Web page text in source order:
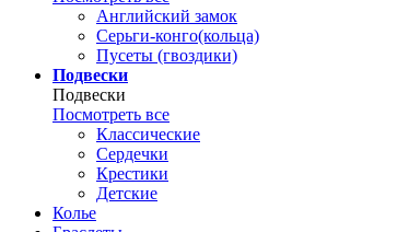
Английский замок
Серьги-конго(кольца)
Пусеты (гвоздики)
Подвески
Подвески
Посмотреть все
Классические
Сердечки
Крестики
Детские
Колье